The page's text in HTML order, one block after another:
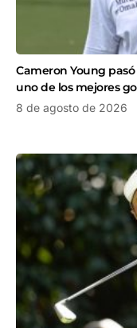
Cameron Young
uno de los mejores
8 de agosto de 2026